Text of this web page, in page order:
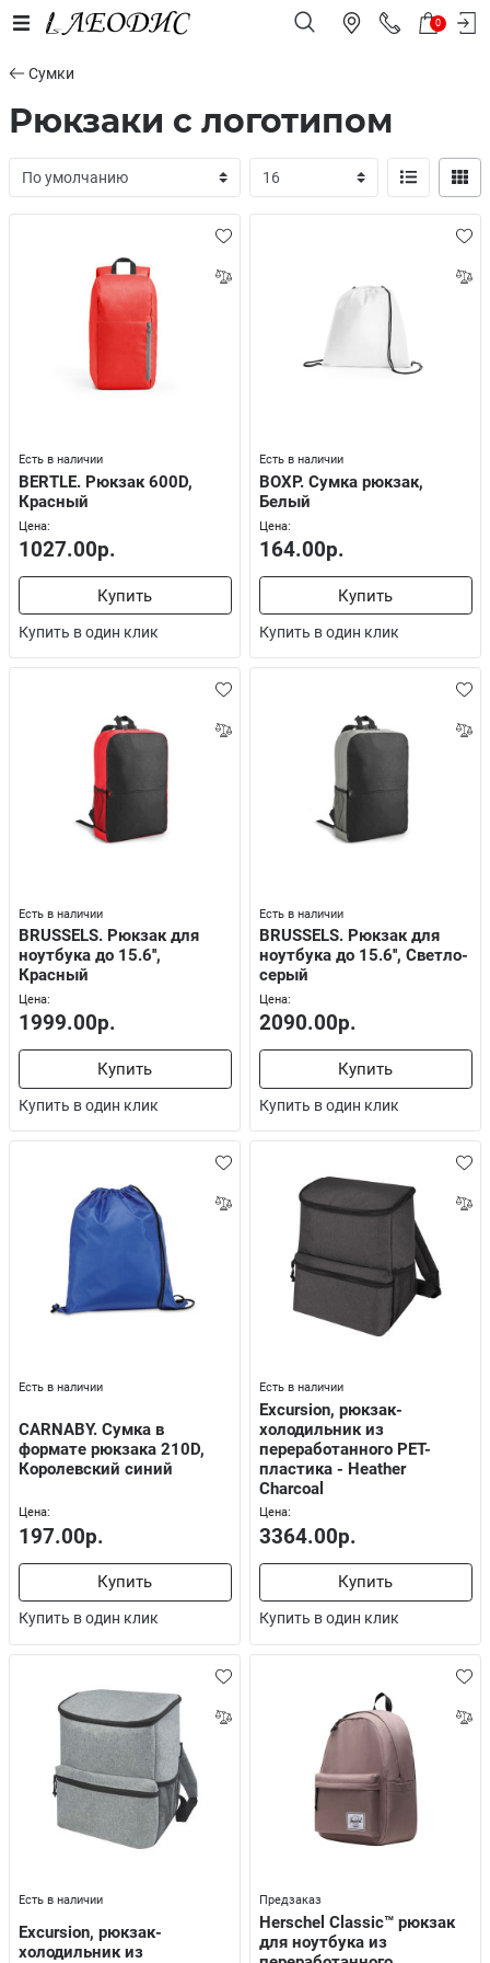
0
Сумки
Рюкзаки с логотипом
Есть в наличии
BERTLE. Рюкзак 600D,
Красный
Цена:
1027.00р.
Купить
Купить в один клик
Есть в наличии
BOXP. Сумка рюкзак,
Белый
Цена:
164.00р.
Купить
Купить в один клик
Есть в наличии
BRUSSELS. Рюкзак для
ноутбука до 15.6'',
Красный
Цена:
1999.00р.
Купить
Купить в один клик
Есть в наличии
BRUSSELS. Рюкзак для
ноутбука до 15.6'', Светло-
серый
Цена:
2090.00р.
Купить
Купить в один клик
Есть в наличии
CARNABY. Сумка в
формате рюкзака 210D,
Королевский синий
Цена:
197.00р.
Купить
Купить в один клик
Есть в наличии
Excursion, рюкзак-
холодильник из
переработанного РЕТ-
пластика - Heather
Charcoal
Цена:
3364.00р.
Купить
Купить в один клик
Есть в наличии
Excursion, рюкзак-
холодильник из
Предзаказ
Herschel Classic™ рюкзак
для ноутбука из